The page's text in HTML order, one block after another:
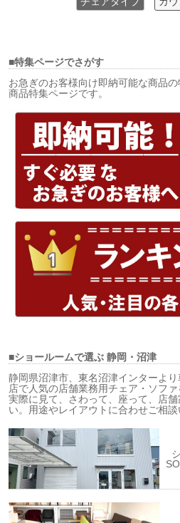
■特集ページでさがす
お急ぎのお客様向け即納可能な商品
商品特集ページです。
■ショールームで選ぶ静岡・沼津
静岡県沼津市、東名沼津インターよ
店で人気の店舗業務用チェア・ソファ
実際に見て、さわって、座って、店
い。用途やレイアウトに合わせご相談